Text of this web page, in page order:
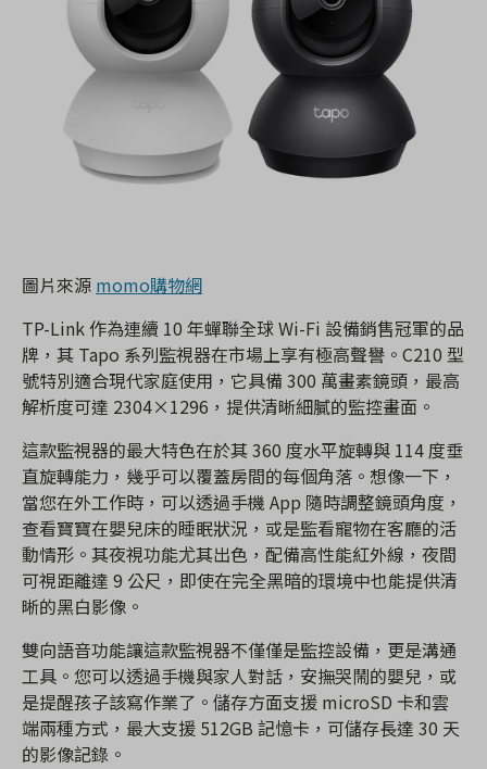
圖片來源 momo購物網
TP-Link 作為連續 10 年蟬聯全球 Wi-Fi 設備銷售冠軍的品
牌，其 Tapo 系列監視器在市場上享有極高聲譽。C210 型
號特別適合現代家庭使用，它具備 300 萬畫素鏡頭，最高
解析度可達 2304×1296，提供清晰細膩的監控畫面。
這款監視器的最大特色在於其 360 度水平旋轉與 114 度垂
直旋轉能力，幾乎可以覆蓋房間的每個角落。想像一下，
當您在外工作時，可以透過手機 App 隨時調整鏡頭角度，
查看寶寶在嬰兒床的睡眠狀況，或是監看寵物在客廳的活
動情形。其夜視功能尤其出色，配備高性能紅外線，夜間
可視距離達 9 公尺，即使在完全黑暗的環境中也能提供清
晰的黑白影像。
雙向語音功能讓這款監視器不僅僅是監控設備，更是溝通
工具。您可以透過手機與家人對話，安撫哭鬧的嬰兒，或
是提醒孩子該寫作業了。儲存方面支援 microSD 卡和雲
端兩種方式，最大支援 512GB 記憶卡，可儲存長達 30 天
的影像記錄。